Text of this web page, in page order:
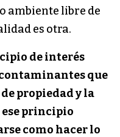
ambiente libre de
es otra.
de interés
que
propiedad y la
ese principio
como hacer lo